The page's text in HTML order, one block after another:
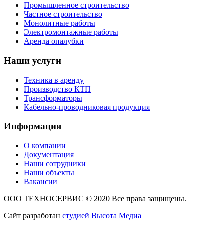
Промышленное строительство
Частное строительство
Монолитные работы
Электромонтажные работы
Аренда опалубки
Наши услуги
Техника в аренду
Производство КТП
Трансформаторы
Кабельно-проводниковая продукция
Информация
О компании
Документация
Наши сотрудники
Наши объекты
Вакансии
ООО ТЕХНОСЕРВИС © 2020 Все права защищены.
Сайт разработан студией Высота Медиа